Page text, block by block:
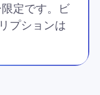
定です。ビ
プションは